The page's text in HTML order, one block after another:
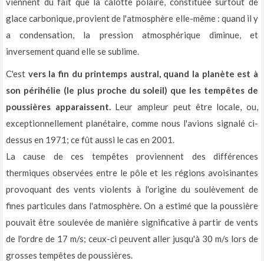
glace carbonique, provient de l'atmosphère elle-même : quand il y
a condensation, la pression atmosphérique diminue, et
inversement quand elle se sublime.
C'est vers la fin du printemps austral, quand la planète est à
son périhélie (le plus proche du soleil) que les tempêtes de
poussières apparaissent.Leur ampleur peut être locale, ou,
exceptionnellement planétaire, comme nous l'avions signalé ci-
dessus en 1971; ce fût aussi le cas en 2001.
La cause de ces tempêtes proviennent des différences
thermiques observées entre le pôle et les régions avoisinantes
provoquant des vents violents à l'origine du soulèvement de
fines particules dans l'atmosphère. On a estimé que la poussière
pouvait être soulevée de manière significative à partir de vents
de l'ordre de 17 m/s; ceux-ci peuvent aller jusqu'à 30 m/s lors de
grosses tempêtes de poussières.